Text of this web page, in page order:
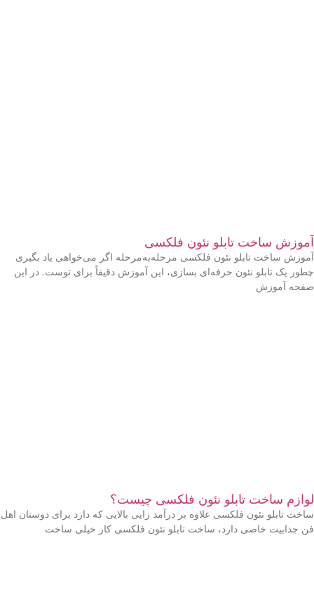
آموزش ساخت تابلو نئون فلکسی
آموزش ساخت تابلو نئون فلکسی مرحله‌به‌مرحله اگر می‌خواهی یاد بگیری
چطور یک تابلو نئون حرفه‌ای بسازی، این آموزش دقیقاً برای توست. در این
صفحه آموزش
لوازم ساخت تابلو نئون فلکسی چیست؟
ساخت تابلو نئون فلکسی علاوه بر درآمد زایی بالایی که دارد برای دوستان اهل
فن جذابیت خاصی دارد، ساخت تابلو نئون فلکسی کار خیلی ساخت